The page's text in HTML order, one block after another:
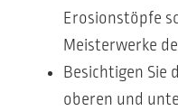
Erosionstöpfe
Meisterwerke
Besichtigen Sie
oberen und